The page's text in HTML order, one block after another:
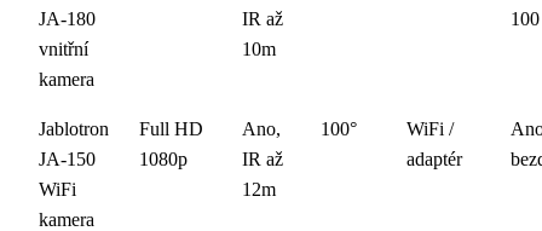
JA-180
vnitřní
kamera
IR až
10m
100
Jablotron
JA-150
WiFi
kamera
Full HD
1080p
Ano,
IR až
12m
100°
WiFi /
adaptér